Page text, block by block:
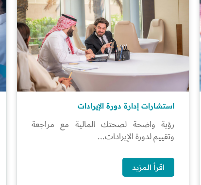
استشارات إدارة دورة الإيرادات
رؤية واضحة لصحتك المالية مع مراجعة
وتقييم لدورة الإيرادات...
اقرأ المزيد